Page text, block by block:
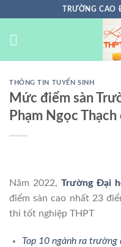
nội
TRƯỜNG CAO
THÔNG TIN TUYỂN SINH
Mức điểm sàn
Phạm Ngọc
Năm 2022, Trường Đại
điểm sàn cao nhất 23
thi tốt nghiệp THPT
Top 10 ngành ra